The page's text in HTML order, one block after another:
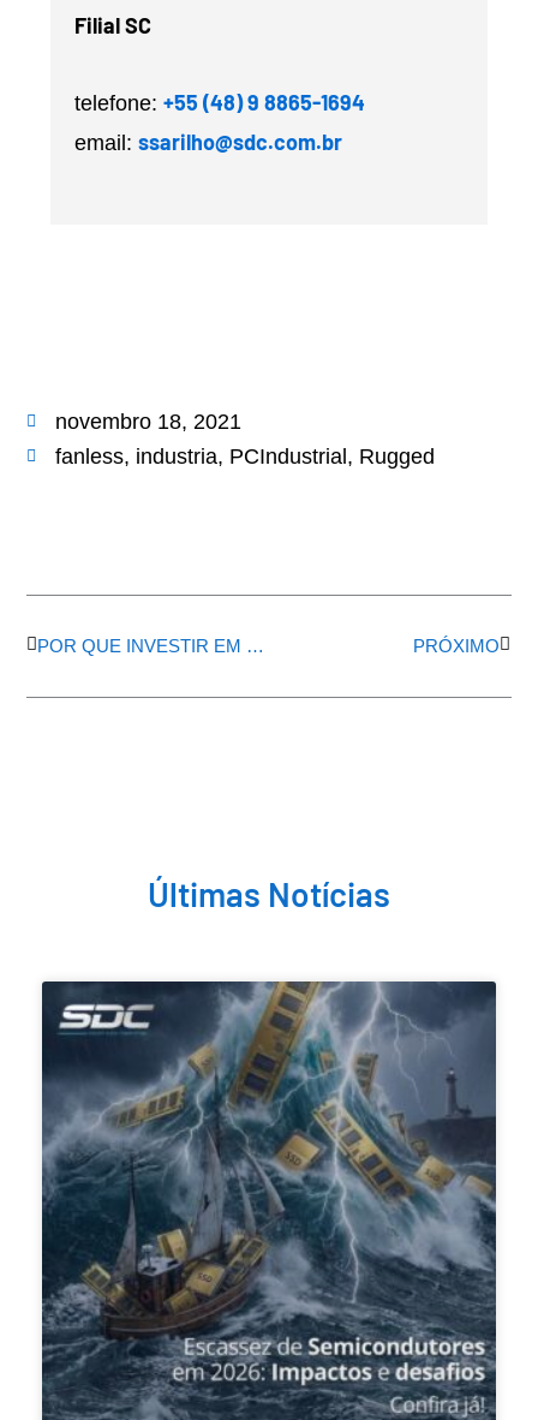
Filial SC
telefone:+55 (48) 9 8865-1694
email:ssarilho@sdc.com.br
novembro 18, 2021
fanless, industria, PCIndustrial, Rugged
POR QUE INVESTIR EM UM PC INDUSTRIAL?
PRÓXIMO
Últimas Notícias